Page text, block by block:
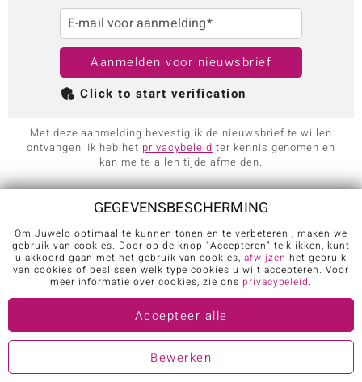
E-mail voor aanmelding*
Aanmelden voor nieuwsbrief
Click to start verification
Met deze aanmelding bevestig ik de nieuwsbrief te willen
ontvangen. Ik heb het privacybeleid ter kennis genomen en
kan me te allen tijde afmelden.
Prijs inclusief btw
Echte Juwelen
gecertificeerde edelsteen
sieraden
Beste prijs
Zonder tussenpartij dus
altijd de beste prijs!
GEGEVENSBESCHERMING
Om Juwelo optimaal te kunnen tonen en te verbeteren , maken we
gebruik van cookies. Door op de knop "Accepteren" te klikken, kunt
u akkoord gaan met het gebruik van cookies,afwijzen het gebruik
van cookies of beslissen welk type cookies u wilt accepteren. Voor
meer informatie over cookies, zie ons privacybeleid.
Accepteer alle
Bewerken